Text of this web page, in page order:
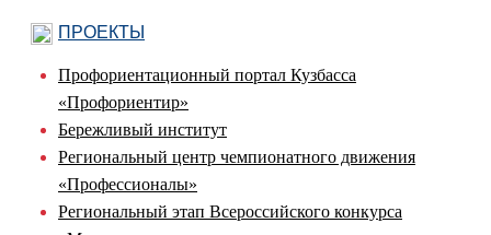
ПРОЕКТЫ
Профориентационный портал Кузбасса
«Профориентир»
Бережливый институт
Региональный центр чемпионатного движения
«Профессионалы»
Региональный этап Всероссийского конкурса